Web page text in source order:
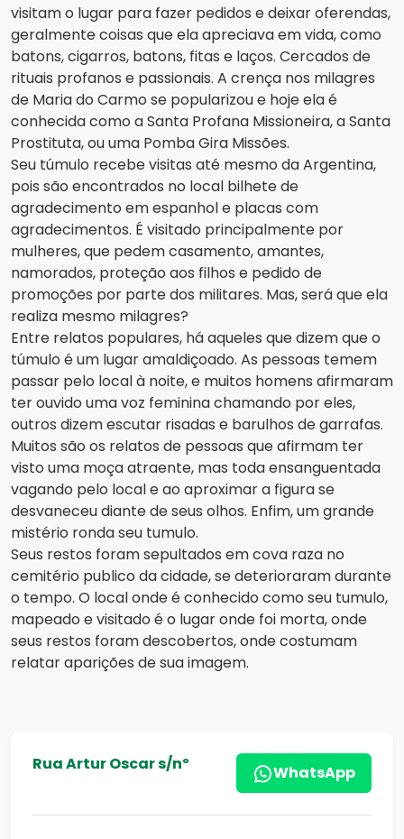
visitam o lugar para fazer pedidos e deixar oferendas,
geralmente coisas que ela apreciava em vida, como
batons, cigarros, batons, fitas e laços. Cercados de
rituais profanos e passionais. A crença nos milagres
de Maria do Carmo se popularizou e hoje ela é
conhecida como a Santa Profana Missioneira, a Santa
Prostituta, ou uma Pomba Gira Missões.
Seu túmulo recebe visitas até mesmo da Argentina,
pois são encontrados no local bilhete de
agradecimento em espanhol e placas com
agradecimentos. É visitado principalmente por
mulheres, que pedem casamento, amantes,
namorados, proteção aos filhos e pedido de
promoções por parte dos militares. Mas, será que ela
realiza mesmo milagres?
Entre relatos populares, há aqueles que dizem que o
túmulo é um lugar amaldiçoado. As pessoas temem
passar pelo local à noite, e muitos homens afirmaram
ter ouvido uma voz feminina chamando por eles,
outros dizem escutar risadas e barulhos de garrafas.
Muitos são os relatos de pessoas que afirmam ter
visto uma moça atraente, mas toda ensanguentada
vagando pelo local e ao aproximar a figura se
desvaneceu diante de seus olhos. Enfim, um grande
mistério ronda seu tumulo.
Seus restos foram sepultados em cova raza no
cemitério publico da cidade, se deterioraram durante
o tempo. O local onde é conhecido como seu tumulo,
mapeado e visitado é o lugar onde foi morta, onde
seus restos foram descobertos, onde costumam
relatar aparições de sua imagem.
Rua Artur Oscar s/nº WhatsApp